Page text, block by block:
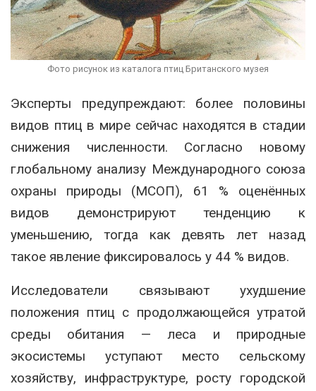
Фото рисунок из каталога птиц Британского музея
Эксперты предупреждают: более половины
видов птиц в мире сейчас находятся в стадии
снижения численности. Согласно новому
глобальному анализу Международного союза
охраны природы (МСОП), 61 % оценённых
видов демонстрируют тенденцию к
уменьшению, тогда как девять лет назад
такое явление фиксировалось у 44 % видов.
Исследователи связывают ухудшение
положения птиц с продолжающейся утратой
среды обитания — леса и природные
экосистемы уступают место сельскому
хозяйству, инфраструктуре, росту городской